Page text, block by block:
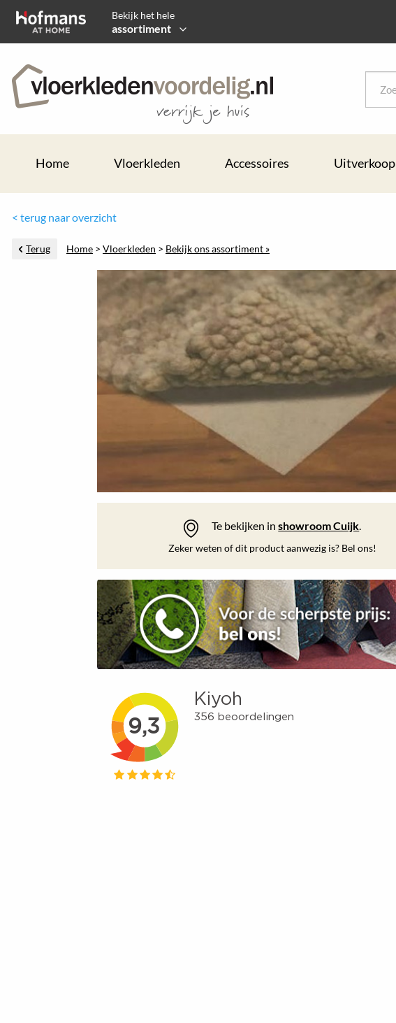
Bekijk het hele
assortiment
Home Vloerkleden Accessoires Uitverkoop
< terug naar overzicht
Terug Home > Vloerkleden > Bekijk ons assortiment »
Te bekijken inshowroom Cuijk
Zeker weten of dit product aanwezig is? Bel ons!